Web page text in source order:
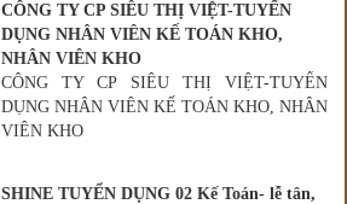
CÔNG TY CP SIÊU THỊ VIỆT-TUYỂN
DỤNG NHÂN VIÊN KẾ TOÁN KHO,
NHÂN VIÊN KHO
CÔNG TY CP SIÊU THỊ VIỆT-TUYỂN
DỤNG NHÂN VIÊN KẾ TOÁN KHO, NHÂN
VIÊN KHO
SHINE TUYỂN DỤNG 02 Kế Toán- lễ tân,